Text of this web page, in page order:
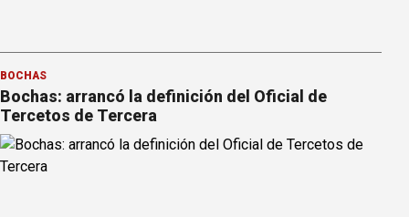
BOCHAS
Bochas: arrancó la definición del Oficial de
Tercetos de Tercera